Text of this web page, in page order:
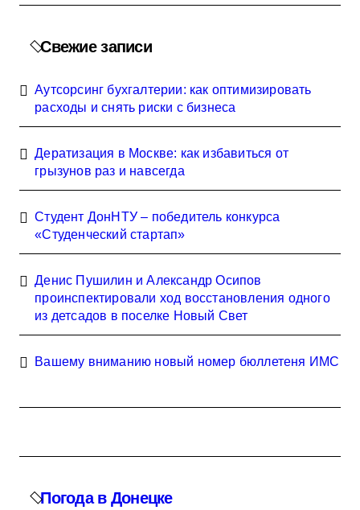
Свежие записи
Аутсорсинг бухгалтерии: как оптимизировать
расходы и снять риски с бизнеса
Дератизация в Москве: как избавиться от
грызунов раз и навсегда
Студент ДонНТУ – победитель конкурса
«Студенческий стартап»
Денис Пушилин и Александр Осипов
проинспектировали ход восстановления одного
из детсадов в поселке Новый Свет
Вашему вниманию новый номер бюллетеня ИМС
Погода в Донецке